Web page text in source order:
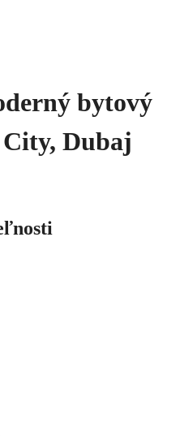
bytový
Dubaj